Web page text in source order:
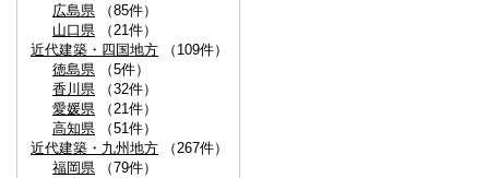
広島県 （85件）
山口県 （21件）
近代建築・四国地方 （109件）
徳島県 （5件）
香川県 （32件）
愛媛県 （21件）
高知県 （51件）
近代建築・九州地方 （267件）
福岡県 （79件）